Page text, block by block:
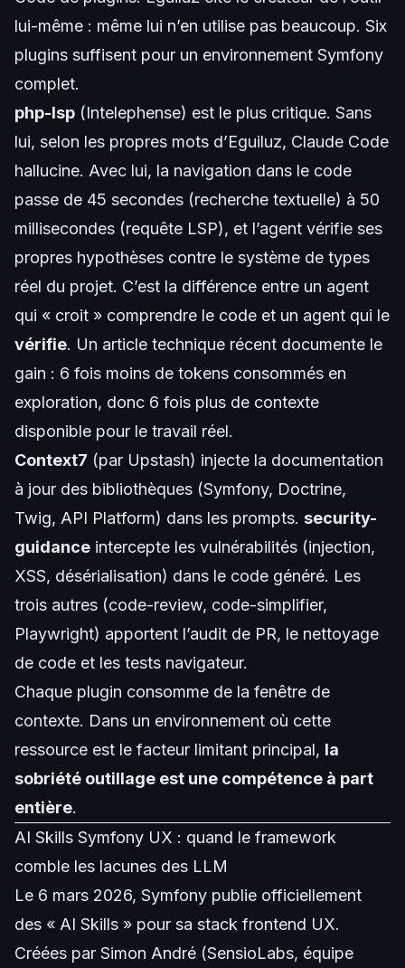
lui-même : même lui n’en utilise pas beaucoup. Six
plugins suffisent pour un environnement Symfony
complet.
php-lsp (Intelephense) est le plus critique. Sans
lui, selon les propres mots d’Eguiluz, Claude Code
hallucine. Avec lui, la navigation dans le code
passe de 45 secondes (recherche textuelle) à 50
millisecondes (requête LSP), et l’agent vérifie ses
propres hypothèses contre le système de types
réel du projet. C’est la différence entre un agent
qui « croit » comprendre le code et un agent qui le
vérifie. Un article technique récent documente le
gain : 6 fois moins de tokens consommés en
exploration, donc 6 fois plus de contexte
disponible pour le travail réel.
Context7 (par Upstash) injecte la documentation
à jour des bibliothèques (Symfony, Doctrine,
Twig, API Platform) dans les prompts. security-
guidance intercepte les vulnérabilités (injection,
XSS, désérialisation) dans le code généré. Les
trois autres (code-review, code-simplifier,
Playwright) apportent l’audit de PR, le nettoyage
de code et les tests navigateur.
Chaque plugin consomme de la fenêtre de
contexte. Dans un environnement où cette
ressource est le facteur limitant principal, la
sobriété outillage est une compétence à part
entière.
AI Skills Symfony UX : quand le framework
comble les lacunes des LLM
Le 6 mars 2026, Symfony publie officiellement
des « AI Skills » pour sa stack frontend UX.
Créées par Simon André (SensioLabs, équipe